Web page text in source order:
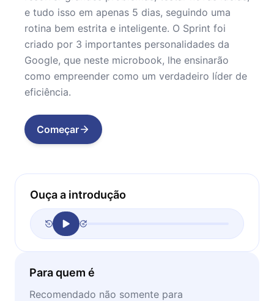
e tudo isso em apenas 5 dias, seguindo uma
rotina bem estrita e inteligente. O Sprint foi
criado por 3 importantes personalidades da
Google, que neste microbook, lhe ensinarão
como empreender como um verdadeiro líder de
eficiência.
Começar
Ouça a introdução
Para quem é
Recomendado não somente para